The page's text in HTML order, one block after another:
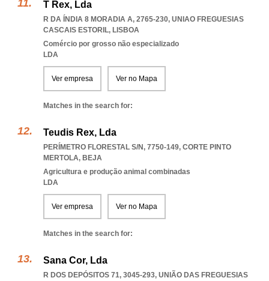
T Rex, Lda
R DA ÍNDIA 8 MORADIA A, 2765-230, UNIAO FREGUESIAS
CASCAIS ESTORIL, LISBOA
Comércio por grosso não especializado
LDA
Ver empresa Ver no Mapa
Matches in the search for:
Teudis Rex, Lda
PERÍMETRO FLORESTAL S/N, 7750-149, CORTE PINTO
MERTOLA, BEJA
Agricultura e produção animal combinadas
LDA
Ver empresa Ver no Mapa
Matches in the search for:
Sana Cor, Lda
R DOS DEPÓSITOS 71, 3045-293, UNIÃO DAS FREGUESIAS